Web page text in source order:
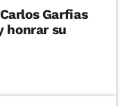
Garfias
honrar su